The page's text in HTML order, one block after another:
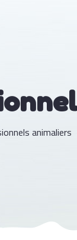
animaliers